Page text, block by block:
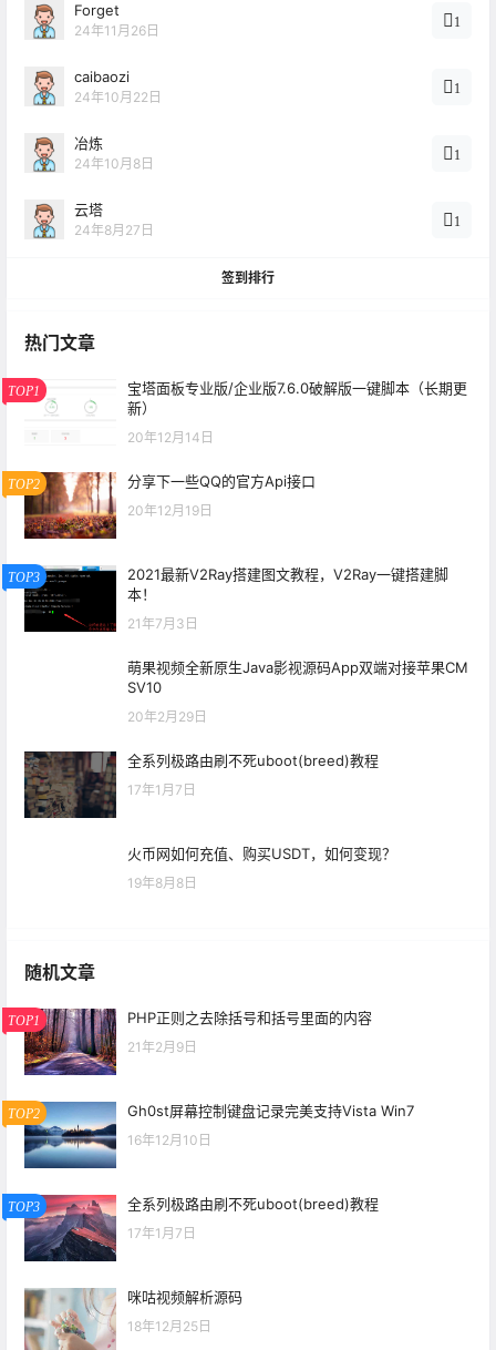
Forget
24年11月26日
1
caibaozi
24年10月22日
1
冶炼
24年10月8日
1
云塔
24年8月27日
1
签到排行
热门文章
TOP1
宝塔面板专业版/企业版7.6.0破解版一键脚本（长期更
新）
20年12月14日
TOP2 分享下一些QQ的官方Api接口
20年12月19日
TOP3
2021最新V2Ray搭建图文教程，V2Ray一键搭建脚
本！
21年7月3日
萌果视频全新原生Java影视源码App双端对接苹果CM
SV10
20年2月29日
全系列极路由刷不死uboot(breed)教程
17年1月7日
火币网如何充值、购买USDT，如何变现？
19年8月8日
随机文章
TOP1 PHP正则之去除括号和括号里面的内容
21年2月9日
TOP2 Gh0st屏幕控制键盘记录完美支持Vista Win7
16年12月10日
TOP3 全系列极路由刷不死uboot(breed)教程
17年1月7日
咪咕视频解析源码
18年12月25日